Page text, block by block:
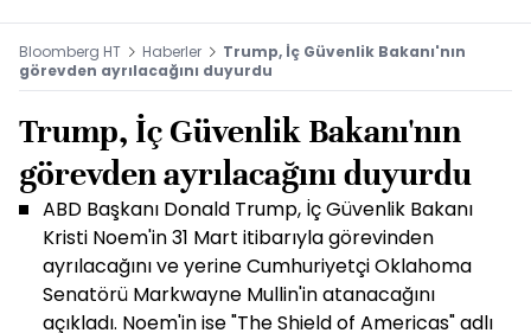
Bloomberg HT Haberler
Trump, İç Güvenlik Bakanı'nın
görevden ayrılacağını duyurdu
Trump, İç Güvenlik Bakanı'nın
görevden ayrılacağını duyurdu
ABD Başkanı Donald Trump, İç Güvenlik Bakanı
Kristi Noem'in 31 Mart itibarıyla görevinden
ayrılacağını ve yerine Cumhuriyetçi Oklahoma
Senatörü Markwayne Mullin'in atanacağını
açıkladı. Noem'in ise "The Shield of Americas" adlı